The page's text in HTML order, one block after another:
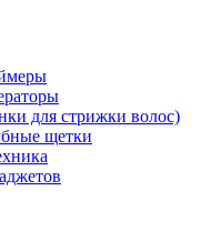
для стрижки волос)
щетки